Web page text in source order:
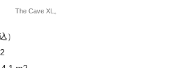
The Cave XL。
）